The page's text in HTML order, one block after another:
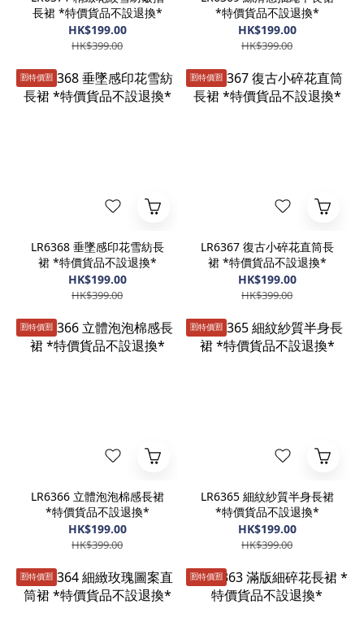
長裙 *特價貨品不設退換*
HK$199.00
HK$399.00
*特價貨品不設退換*
HK$199.00
HK$399.00
🈹️特價🈹️
LR6368 垂墜感印花雪紡長
裙 *特價貨品不設退換*
HK$199.00
HK$399.00
🈹️特價🈹️
LR6367 復古小碎花直筒長
裙 *特價貨品不設退換*
HK$199.00
HK$399.00
🈹️特價🈹️
LR6366 立體泡泡棉感長裙
*特價貨品不設退換*
HK$199.00
HK$399.00
🈹️特價🈹️
LR6365 細紋紗質半身長裙
*特價貨品不設退換*
HK$199.00
HK$399.00
🈹️特價🈹️ 🈹️特價🈹️